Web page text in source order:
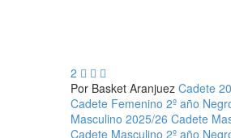
2   
Por Basket Aranjuez Cadete
Cadete Femenino 2º año
Masculino 2025/26 Cadete
Cadete Masculino 2º año